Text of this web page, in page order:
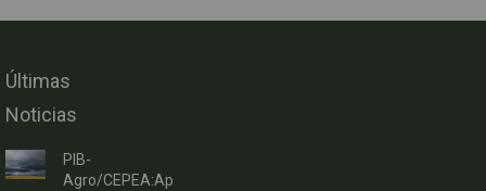
Últimas
Noticias
PIB-
Agro/CEPEA:Ap